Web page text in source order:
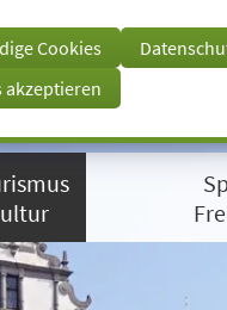
Cookies
akzeptieren